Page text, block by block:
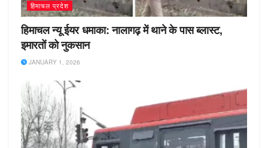
हिमाचल प्रदेश
हिमाचल न्यू ईयर धमाका: नालागढ़ में थाने के पास ब्लास्ट,
इमारतों को नुकसान
JANUARY 1, 2026